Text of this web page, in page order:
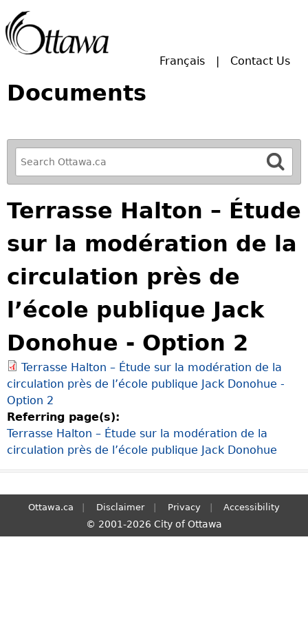
Français Contact Us
Documents
R
e
f
i
n
e
y
o
u
r
e
a
r
c
h
Terrasse Halton – Étude
sur la modération de la
circulation près de
l’école publique Jack
Donohue - Option 2
Terrasse Halton – Étude sur la modération de la
circulation près de l’école publique Jack Donohue -
Option 2
Referring page(s):
Terrasse Halton – Étude sur la modération de la
circulation près de l’école publique Jack Donohue
Ottawa.ca Disclaimer Privacy Accessibility
© 2001-2026 City of Ottawa